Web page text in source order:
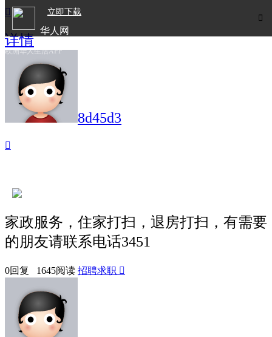

立即下载
华人网
欧洲华人生活APP

详情
8d45d3

家政服务，住家打扫，退房打扫，有需要
的朋友请联系电话3451
0回复 1645阅读 招聘求职 